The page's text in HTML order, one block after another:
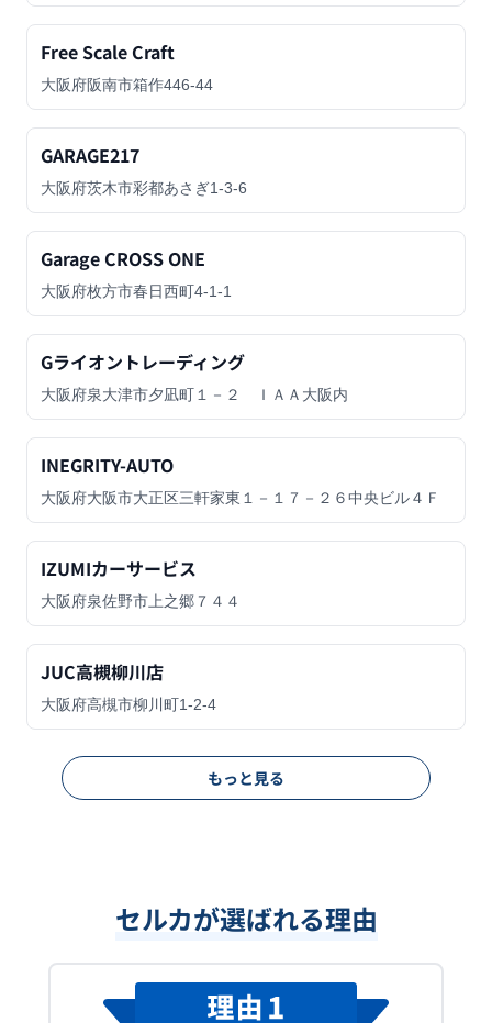
Free Scale Craft
大阪府阪南市箱作446-44
GARAGE217
大阪府茨木市彩都あさぎ1-3-6
Garage CROSS ONE
大阪府枚方市春日西町4-1-1
Gライオントレーディング
大阪府泉大津市夕凪町１－２ ＩＡＡ大阪内
INEGRITY-AUTO
大阪府大阪市大正区三軒家東１－１７－２６中央ビル４Ｆ
IZUMIカーサービス
大阪府泉佐野市上之郷７４４
JUC高槻柳川店
大阪府高槻市柳川町1-2-4
もっと見る
セルカが選ばれる理由